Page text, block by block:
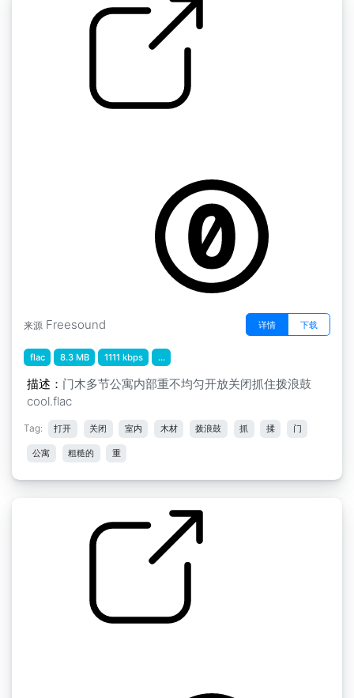
来源 Freesound 详情 下载
flac 8.3 MB 1111 kbps ...
描述： 门木多节公寓内部重不均匀开放关闭抓住拨浪鼓
cool.flac
Tag: 打开 关闭 室内 木材 拨浪鼓 抓 揉 门
公寓 粗糙的 重